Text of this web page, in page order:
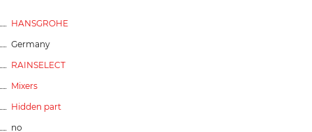
HANSGROHE
Germany
RAINSELECT
Mixers
Hidden part
no